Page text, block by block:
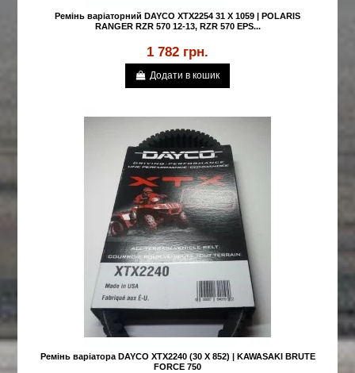
Ремінь варіаторний DAYCO XTX2254 31 X 1059 | POLARIS
RANGER RZR 570 12-13, RZR 570 EPS...
1 782 грн.
Додати в кошик
Ремінь варіатора DAYCO XTX2240 (30 X 852) | KAWASAKI BRUTE
FORCE 750